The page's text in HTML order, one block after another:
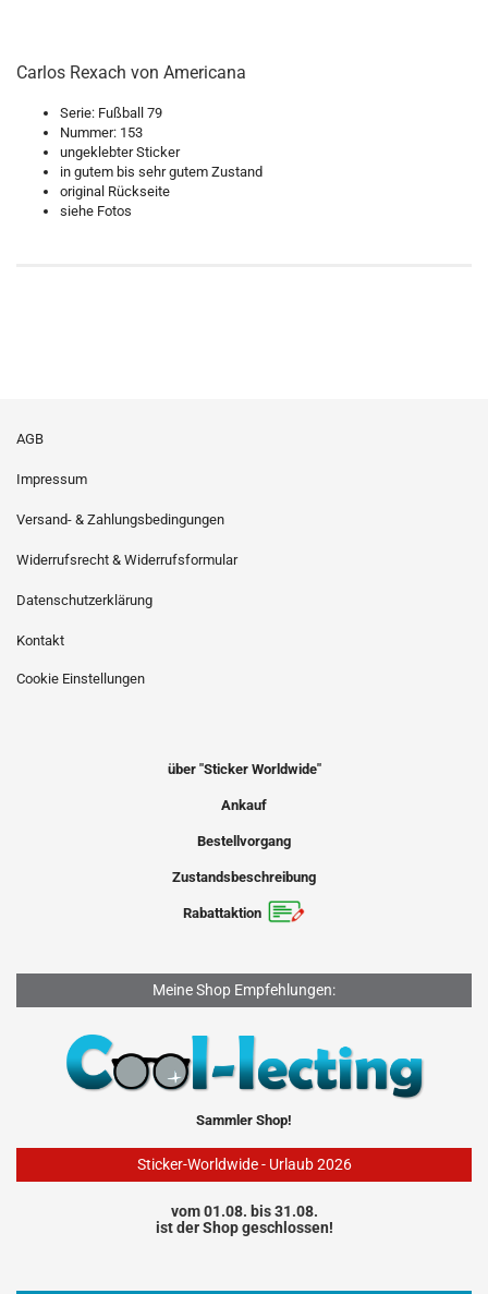
Carlos Rexach von Americana
Serie: Fußball 79
Nummer: 153
ungeklebter Sticker
in gutem bis sehr gutem Zustand
original Rückseite
siehe Fotos
AGB
Impressum
Versand- & Zahlungsbedingungen
Widerrufsrecht & Widerrufsformular
Datenschutzerklärung
Kontakt
Cookie Einstellungen
über "Sticker Worldwide"
Ankauf
Bestellvorgang
Zustandsbeschreibung
Rabattaktion
Meine Shop Empfehlungen:
Sammler Shop!
Sticker-Worldwide - Urlaub 2026
vom 01.08. bis 31.08.
ist der Shop geschlossen!